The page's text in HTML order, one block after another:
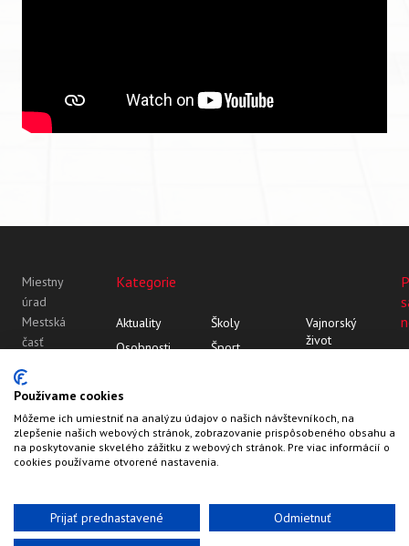
Miestny
úrad
Mestská
časť
Vajnory
Roľnícka
109
83107
Bratislava
Kategorie
Aktuality
Osobnosti
Školy
Šport
Vajnorský
život
Používame cookies
Môžeme ich umiestniť na analýzu údajov o našich návštevníkoch, na
zlepšenie našich webových stránok, zobrazovanie prispôsobeného obsahu a
na poskytovanie skvelého zážitku z webových stránok. Pre viac informácií o
cookies používame otvorené nastavenia.
Prijať prednastavené Odmietnuť